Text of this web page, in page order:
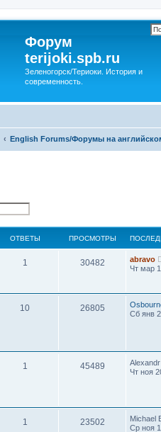
Форум
terijoki.spb.ru
Зеленогорск/Териоки. История и
современность.
English Forums/Форумы на
ОТВЕТЫ ПРОСМОТРЫ
1 30482
abravo
Чт мар
10 26805
Сб янв
1 45489
Чт ноя
1 23502
Michael
Ср ноя